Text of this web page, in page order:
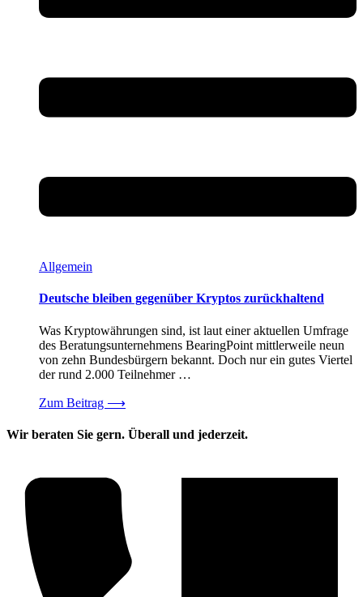
Allgemein
Deutsche bleiben gegenüber Kryptos zurückhaltend
Was Kryptowährungen sind, ist laut einer aktuellen Umfrage
des Beratungsunternehmens BearingPoint mittlerweile neun
von zehn Bundesbürgern bekannt. Doch nur ein gutes Viertel
der rund 2.000 Teilnehmer …
Zum Beitrag ⟶
Wir beraten Sie gern. Überall und jederzeit.